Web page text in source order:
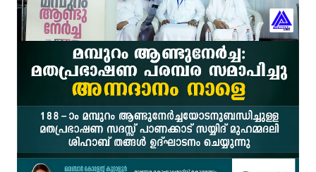
വേങ്ങര ജി.വി.എച്ച്.എസ്.എസിന് സമീപം റോഡരികിലെ പഴയ
ഓണം അടുത്തെത്തി; ഏത്തപ്പഴത്തിന് പൊള്ളുന്ന വില നാൽപതിൽനിന്ന്
വേങ്ങരയിൽ വെള്ളക്കെട്ട് രൂക്ഷം; ദുരിതബാധിതർക്ക്
പ്രായം തടസ്സമല്ല; തിരൂരങ്ങാടി നഗരസഭയിൽ പ്ലസ് ടൂ
വേങ്ങരയുടെ അഭിമാനമായി ഹിപ്നോട്ടിസ്റ്റ് മുഹമ്മദ് റിയാസ്;
വാട്ടർ ടാങ്ക് വൃത്തിയാക്കുന്നതിനിടെ കെട്ടിടത്തിന്റെ മുകളിൽ നിന്ന്
ഉദ്യോഗസ്ഥ സംഘം പാണക്കാട് മണ്ണിടിച്ചിൽ ഉണ്ടായ സ്ഥലം
ചക്രവാതച്ചുഴിയുടെ സ്വാധീനം: സംസ്ഥാനത്ത് ഓഗസ്റ്റ് 7 വരെ മഴ
ആയിരത്തോളം സഡാക്കോ കൊക്കുകൾ നിർമ്മിച്ച് കുറ്റൂർ